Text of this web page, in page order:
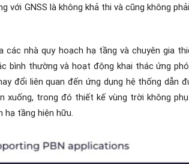
với GNSS là không khả thi và cũng không
nhà quy hoạch hạ tầng và chuyên gia
thường và hoạt động khai thác ứng
đổi liên quan đến ứng dụng hệ thống dẫn
trong đó thiết kế vùng trời không
hạ tầng hiện hữu.